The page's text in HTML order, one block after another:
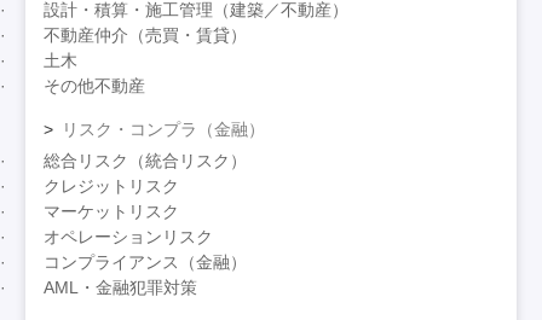
設計・積算・施工管理（建築／不動産）
不動産仲介（売買・賃貸）
土木
その他不動産
リスク・コンプラ（金融）
総合リスク（統合リスク）
クレジットリスク
マーケットリスク
オペレーションリスク
コンプライアンス（金融）
AML・金融犯罪対策